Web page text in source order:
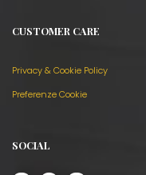
CUSTOMER CARE
Privacy & Cookie Policy
Preferenze Cookie
SOCIAL